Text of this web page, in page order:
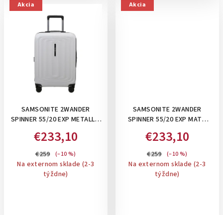
Akcia
SAMSONITE 2WANDER
SPINNER 55/20 EXP METALLIC
ROZŠÍRITEĽNÝ
€233,10
€259 (–10 %)
Na externom sklade (2-3
týždne)
Akcia
SAMSONITE 2WANDER
SPINNER 55/20 EXP MATT
KUFOR , ROZŠÍRITEĽNÝ
€233,10
€259 (–10 %)
Na externom sklade (2-3
týždne)